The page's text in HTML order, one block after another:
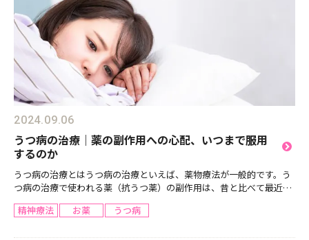
2024.09.06
うつ病の治療｜薬の副作用への心配、いつまで服用
するのか
うつ病の治療とはうつ病の治療といえば、薬物療法が一般的です。う
つ病の治療で使われる薬（抗うつ薬）の副作用は、昔と比べて最近の
新しいお薬では随分軽くなりました。とはいえ、精神科や心療内科が
どんな科か分からないから、科へ不安を感じる方もいます。...
精神療法 お薬 うつ病